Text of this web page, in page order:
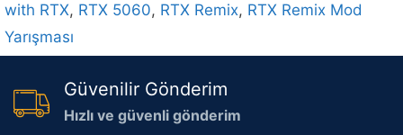
with RTX, RTX 5060, RTX Remix, RTX Remix Mod
Yarışması
Güvenilir Gönderim
Hızlı ve güvenli gönderim